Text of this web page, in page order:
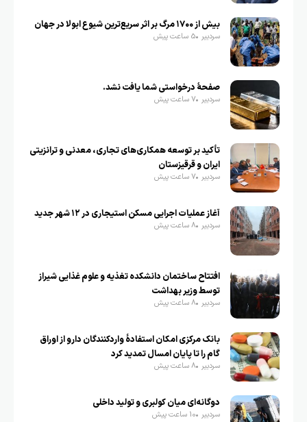
بیش از ۱۷۰۰ مرگ بر اثر سریع‌ترین شیوع ابولا در جهان
سردبیر 5 ساعت پیش
صفحهٔ درخواستی شما یافت نشد.
سردبیر 7 ساعت پیش
تأکید بر توسعه همکاری‌های تجاری، معدنی و ترانزیتی
ایران و قرقیزستان
سردبیر 7 ساعت پیش
آغاز عملیات اجرایی مسکن استیجاری در ۱۲ شهر جدید
سردبیر 8 ساعت پیش
افتتاح ساختمان دانشکده تغذیه و علوم غذایی شیراز
توسط وزیر بهداشت
سردبیر 8 ساعت پیش
بانک مرکزی امکان استفادۀ واردکنندگان دارو از اوراق
گام را تا پایان امسال تمدید کرد
سردبیر 8 ساعت پیش
دوگانه‌ای میان کولبری و تولید داخلی
سردبیر 10 ساعت پیش